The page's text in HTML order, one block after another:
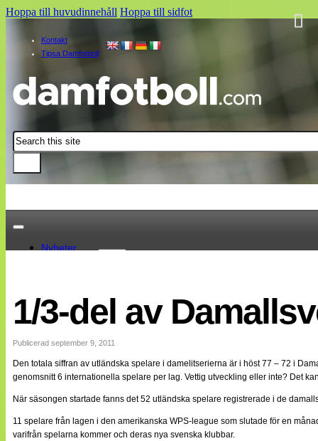
Hoppa till huvudinnehåll Hoppa till sidfot
Kontakt
Tipsa Damfotboll
Sök
Nyheter
Landslaget
EM 2013
Internationellt
Bildreportage
Bloggar
Lagen
Webb-TV
Cuper
Medlemsbilder
Till klubbkassan
1/3-del av
Publicerad september 9, 2011
Den totala siffran av utländska spelare i damelitserierna är i höst 77 – 72 i
genomsnitt 6 internationella spelare per lag. Vettig utveckling eller inte? Det
När säsongen startade fanns det 52 utländska spelare registrerade i de
11 spelare från lagen i den amerikanska WPS-league som slutade för en
varifrån spelarna kommer och deras nya svenska klubbar.